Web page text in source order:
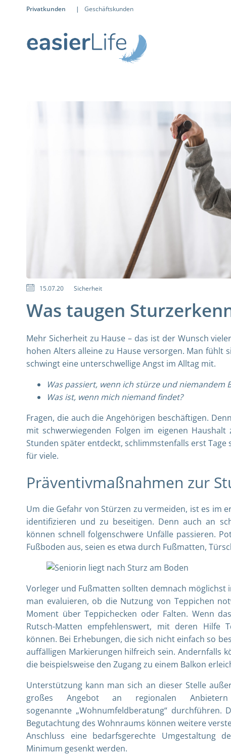
Privatkunden | Geschäftskunden
15.07.20 Sicherheit
Was taugen
Mehr Sicherheit zu Hause – das ist der Wunsch
hohen Alters alleine zu Hause versorgen. Man fühlt
schwingt eine unterschwellige Angst im Alltag mit.
Was passiert, wenn ich stürze und niemandem
Was ist, wenn mich niemand findet?
Fragen, die auch die Angehörigen beschäftigen.
mit schwerwiegenden Folgen im eigenen
Stunden später entdeckt, schlimmstenfalls erst
für viele.
Präventivmaßnahmen zur
Um die Gefahr von Stürzen zu vermeiden, ist es im
identifizieren und zu beseitigen. Denn auch an
können schnell folgenschwere Unfälle passieren.
Fußboden aus, seien es etwa durch Fußmatten,
Vorleger und Fußmatten sollten demnach möglichst
man evaluieren, ob die Nutzung von Teppichen
Moment über Teppichecken oder Falten. Wenn
Rutsch-Matten empfehlenswert, mit deren Hilfe
können. Bei Erhebungen, die sich nicht einfach so
auffälligen Markierungen hilfreich sein. Andernfalls
die beispielsweise den Zugang zu einem Balkon
Unterstützung kann man sich an dieser Stelle
großes Angebot an regionalen
sogenannte „Wohnumfeldberatung“
Begutachtung des Wohnraums können weitere
Anschluss eine bedarfsgerechte Umgestaltung
Minimum gesenkt werden.